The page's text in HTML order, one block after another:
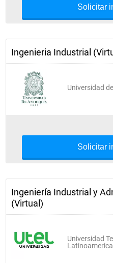
MEUM IX Pensamiento
X Semestre
Electiva de Profundización V
Gestión de Maq. y Mto.
Electiva de Profundización IV
Solicitar
Ingenieria Industrial
Universidad
Solicitar
Ingeniería Industrial y
(Virtual)
Universidad